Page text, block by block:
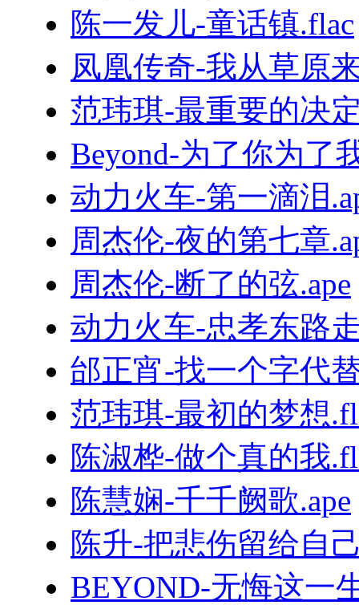
陈一发儿-童话镇.flac
凤凰传奇-我从草原
范玮琪-最重要的决
Beyond-为了你为了
动力火车-第一滴泪
周杰伦-夜的第七章
周杰伦-断了的弦.ape
动力火车-忠孝东路
邰正宵-找一个字代
范玮琪-最初的梦想
陈淑桦-做个真的我
陈慧娴-千千阙歌.ape
陈升-把悲伤留给自
BEYOND-无悔这一